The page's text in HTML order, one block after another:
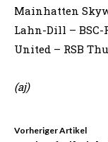
Mainhatten
Lahn-Dill – BSC-
United – RSB
(aj)
Vorheriger Artikel